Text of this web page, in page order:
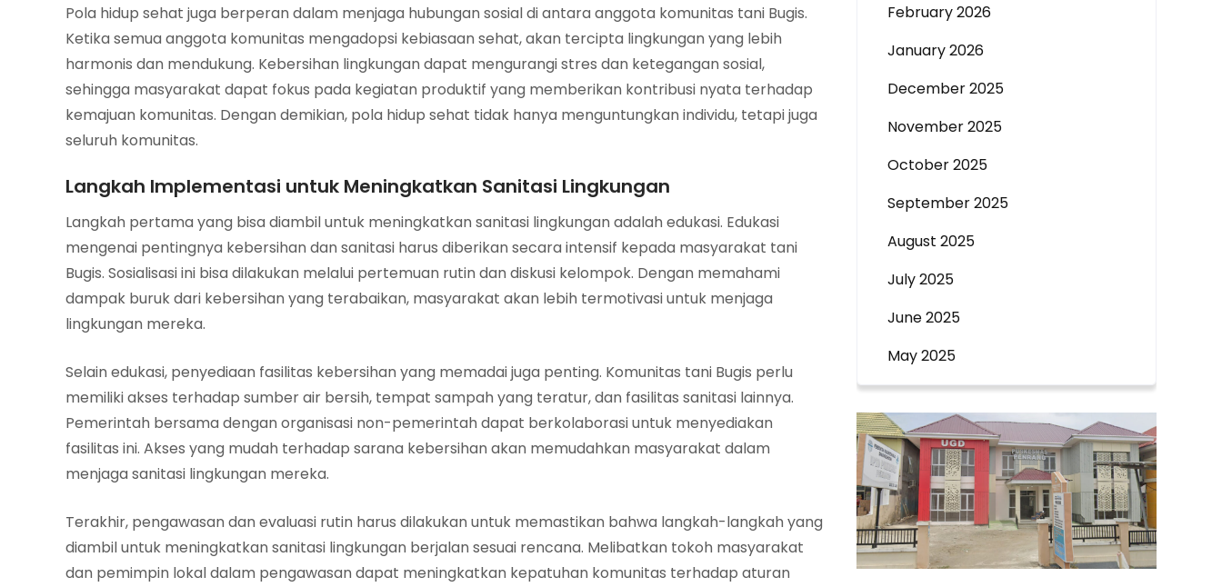
Pola hidup sehat juga berperan dalam menjaga hubungan sosial di antara anggota komunitas tani Bugis.
Ketika semua anggota komunitas mengadopsi kebiasaan sehat, akan tercipta lingkungan yang lebih
harmonis dan mendukung. Kebersihan lingkungan dapat mengurangi stres dan ketegangan sosial,
sehingga masyarakat dapat fokus pada kegiatan produktif yang memberikan kontribusi nyata terhadap
kemajuan komunitas. Dengan demikian, pola hidup sehat tidak hanya menguntungkan individu, tetapi juga
seluruh komunitas.
Langkah Implementasi untuk Meningkatkan Sanitasi Lingkungan
Langkah pertama yang bisa diambil untuk meningkatkan sanitasi lingkungan adalah edukasi. Edukasi
mengenai pentingnya kebersihan dan sanitasi harus diberikan secara intensif kepada masyarakat tani
Bugis. Sosialisasi ini bisa dilakukan melalui pertemuan rutin dan diskusi kelompok. Dengan memahami
dampak buruk dari kebersihan yang terabaikan, masyarakat akan lebih termotivasi untuk menjaga
lingkungan mereka.
Selain edukasi, penyediaan fasilitas kebersihan yang memadai juga penting. Komunitas tani Bugis perlu
memiliki akses terhadap sumber air bersih, tempat sampah yang teratur, dan fasilitas sanitasi lainnya.
Pemerintah bersama dengan organisasi non-pemerintah dapat berkolaborasi untuk menyediakan
fasilitas ini. Akses yang mudah terhadap sarana kebersihan akan memudahkan masyarakat dalam
menjaga sanitasi lingkungan mereka.
Terakhir, pengawasan dan evaluasi rutin harus dilakukan untuk memastikan bahwa langkah-langkah yang
diambil untuk meningkatkan sanitasi lingkungan berjalan sesuai rencana. Melibatkan tokoh masyarakat
dan pemimpin lokal dalam pengawasan dapat meningkatkan kepatuhan komunitas terhadap aturan
February 2026
January 2026
December 2025
November 2025
October 2025
September 2025
August 2025
July 2025
June 2025
May 2025